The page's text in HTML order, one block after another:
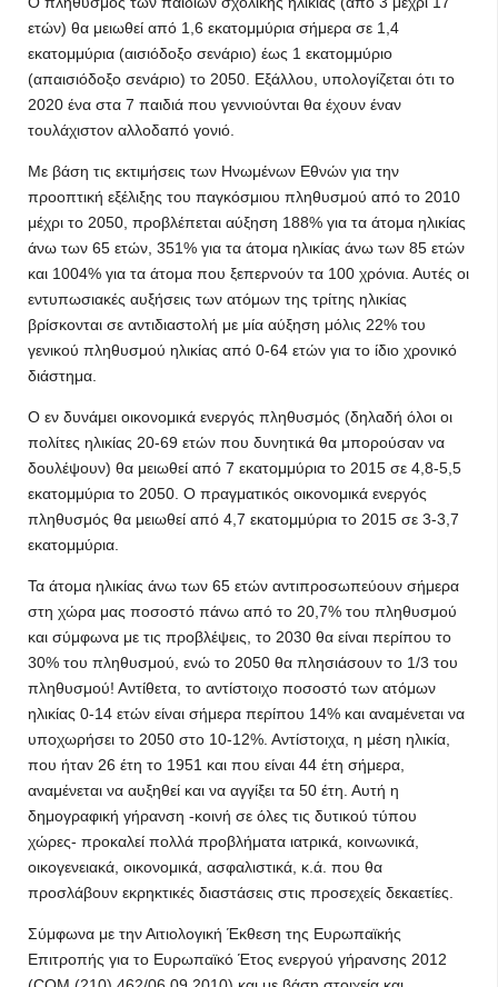
ετών) θα μειωθεί από 1,6 εκατομμύρια σήμερα σε 1,4
εκατομμύρια (αισιόδοξο σενάριο) έως 1 εκατομμύριο
(απαισιόδοξο σενάριο) το 2050. Εξάλλου, υπολογίζεται ότι το
2020 ένα στα 7 παιδιά που γεννιούνται θα έχουν έναν
τουλάχιστον αλλοδαπό γονιό.
Με βάση τις εκτιμήσεις των Ηνωμένων Εθνών για την
προοπτική εξέλιξης του παγκόσμιου πληθυσμού από το 2010
μέχρι το 2050, προβλέπεται αύξηση 188% για τα άτομα ηλικίας
άνω των 65 ετών, 351% για τα άτομα ηλικίας άνω των 85 ετών
και 1004% για τα άτομα που ξεπερνούν τα 100 χρόνια. Αυτές οι
εντυπωσιακές αυξήσεις των ατόμων της τρίτης ηλικίας
βρίσκονται σε αντιδιαστολή με μία αύξηση μόλις 22% του
γενικού πληθυσμού ηλικίας από 0-64 ετών για το ίδιο χρονικό
διάστημα.
Ο εν δυνάμει οικονομικά ενεργός πληθυσμός (δηλαδή όλοι οι
πολίτες ηλικίας 20-69 ετών που δυνητικά θα μπορούσαν να
δουλέψουν) θα μειωθεί από 7 εκατομμύρια το 2015 σε 4,8-5,5
εκατομμύρια το 2050. Ο πραγματικός οικονομικά ενεργός
πληθυσμός θα μειωθεί από 4,7 εκατομμύρια το 2015 σε 3-3,7
εκατομμύρια.
Τα άτομα ηλικίας άνω των 65 ετών αντιπροσωπεύουν σήμερα
στη χώρα μας ποσοστό πάνω από το 20,7% του πληθυσμού
και σύμφωνα με τις προβλέψεις, το 2030 θα είναι περίπου το
30% του πληθυσμού, ενώ το 2050 θα πλησιάσουν το 1/3 του
πληθυσμού! Αντίθετα, το αντίστοιχο ποσοστό των ατόμων
ηλικίας 0-14 ετών είναι σήμερα περίπου 14% και αναμένεται να
υποχωρήσει το 2050 στο 10-12%. Αντίστοιχα, η μέση ηλικία,
που ήταν 26 έτη το 1951 και που είναι 44 έτη σήμερα,
αναμένεται να αυξηθεί και να αγγίξει τα 50 έτη. Αυτή η
δημογραφική γήρανση -κοινή σε όλες τις δυτικού τύπου
χώρες- προκαλεί πολλά προβλήματα ιατρικά, κοινωνικά,
οικογενειακά, οικονομικά, ασφαλιστικά, κ.ά. που θα
προσλάβουν εκρηκτικές διαστάσεις στις προσεχείς δεκαετίες.
Σύμφωνα με την Αιτιολογική Έκθεση της Ευρωπαϊκής
Επιτροπής για το Ευρωπαϊκό Έτος ενεργού γήρανσης 2012